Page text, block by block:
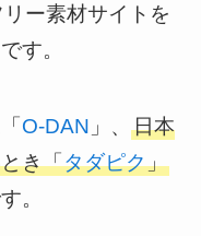
ー素材サイトを
す。
O-DAN 」、 日本
き「タダピク」
。